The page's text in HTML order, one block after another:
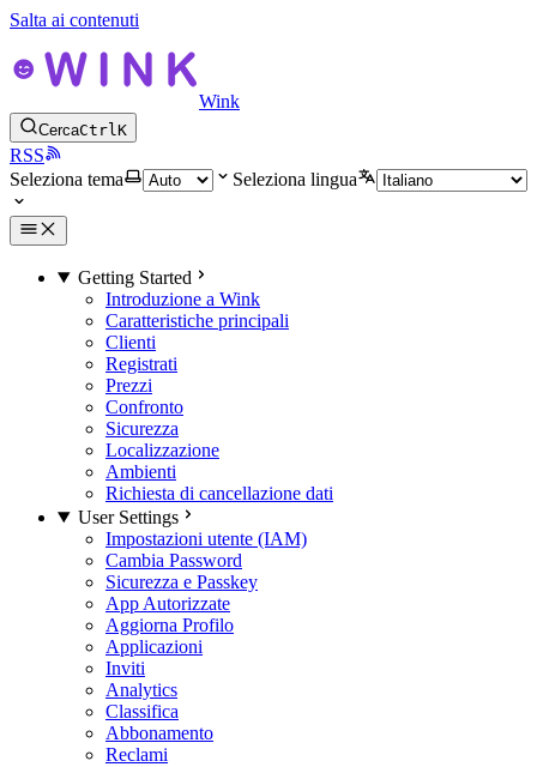
Salta ai contenuti
Wink
CercaCtrlK
RSS
Seleziona tema
Seleziona lingua
Getting Started
Introduzione a Wink
Caratteristiche principali
Clienti
Registrati
Prezzi
Confronto
Sicurezza
Localizzazione
Ambienti
Richiesta di cancellazione dati
User Settings
Impostazioni utente (IAM)
Cambia Password
Sicurezza e Passkey
App Autorizzate
Aggiorna Profilo
Applicazioni
Inviti
Analytics
Classifica
Abbonamento
Reclami